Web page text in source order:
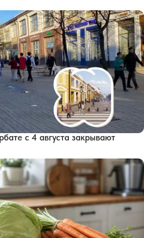
с 4 августа закрывают